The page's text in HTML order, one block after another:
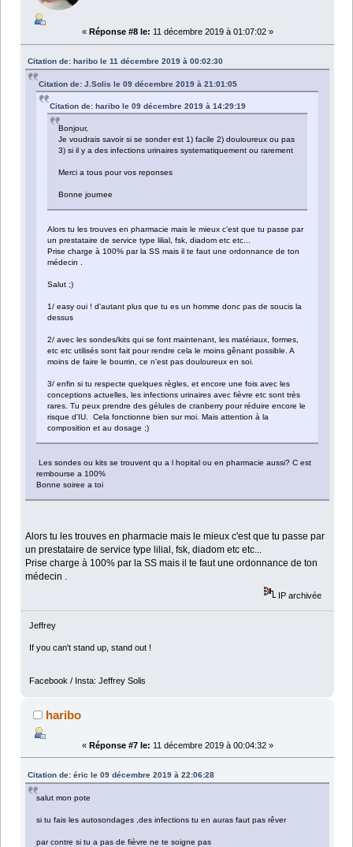
« Réponse #8 le: 11 décembre 2019 à 01:07:02 »
Citation de: haribo le 11 décembre 2019 à 00:02:30
Citation de: J.Solis le 09 décembre 2019 à 21:01:05
Citation de: haribo le 09 décembre 2019 à 14:29:19
Bonjour,
Je voudrais savoir si se sonder est 1) facile 2) douloureux ou pas
3) si il y a des infections urinaires systematiquement ou rarement
Merci a tous pour vos reponses
Bonne journee
Alors tu les trouves en pharmacie mais le mieux c'est que tu passe par
un prestataire de service type lilial, fsk, diadom etc etc...
Prise charge à 100% par la SS mais il te faut une ordonnance de ton
médecin .
Salut ;)
1/ easy oui ! d'autant plus que tu es un homme donc pas de soucis la
dessus
2/ avec les sondes/kits qui se font maintenant, les matériaux, formes,
etc etc utilisés sont fait pour rendre cela le moins gênant possible. A
moins de faire le bourrin, ce n'est pas douloureux en soi.
3/ enfin si tu respecte quelques règles, et encore une fois avec les
conceptions actuelles, les infections urinaires avec fièvre etc sont très
rares. Tu peux prendre des gélules de cranberry pour réduire encore le
risque d'IU. Cela fonctionne bien sur moi. Mais attention à la
composition et au dosage ;)
Les sondes ou kits se trouvent qu a l hopital ou en pharmacie aussi? C est
rembourse a 100%
Bonne soiree a toi
Alors tu les trouves en pharmacie mais le mieux c'est que tu passe par
un prestataire de service type lilial, fsk, diadom etc etc...
Prise charge à 100% par la SS mais il te faut une ordonnance de ton
médecin .
IP archivée
Jeffrey
If you can't stand up, stand out !
Facebook / Insta: Jeffrey Solis
haribo
« Réponse #7 le: 11 décembre 2019 à 00:04:32 »
Citation de: éric le 09 décembre 2019 à 22:06:28
salut mon pote
si tu fais les autosondages ,des infections tu en auras faut pas rêver
par contre si tu a pas de fièvre ne te soigne pas